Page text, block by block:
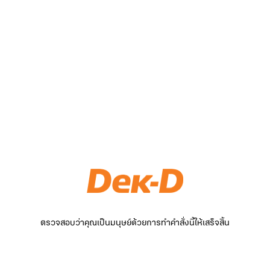
ตรวจสอบว่าคุณเป็นมนุษย์ด้วยการทำคำสั่งนี้ให้เสร็จสิ้น